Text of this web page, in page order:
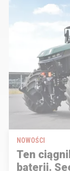
NOWOŚCI
Ten
baterii.